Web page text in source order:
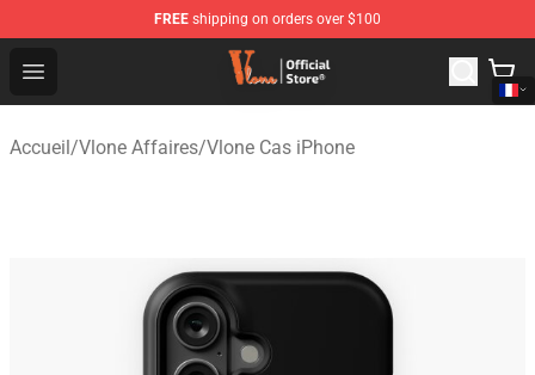
FREE shipping on orders over $100
Open menu
Vlone Shop - Official Vlone Merchandise Store
Accueil/Vlone Affaires/Vlone Cas iPhone